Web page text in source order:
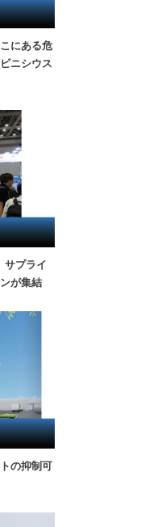
にある危
ニシウス
サプライ
が集結
の抑制可